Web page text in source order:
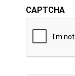
CAPTCHA